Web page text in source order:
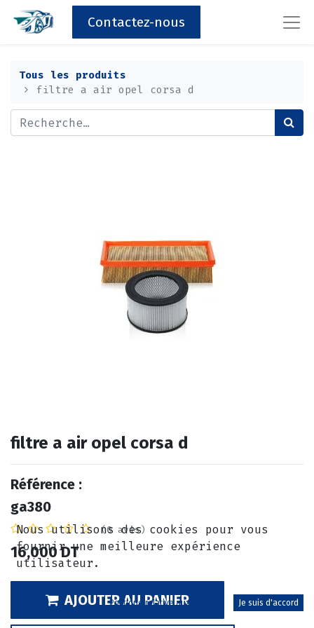
Contactez-nous
Tous les produits
filtre a air opel corsa d
filtre a air opel corsa d
Référence :
ga380
(0 avis)
16,000DT
AJOUTER AU PANIER
Nous utilisons des cookies pour vous
fournir une meilleure expérience
utilisateur.
Politique relative aux cookies Je suis d'accord